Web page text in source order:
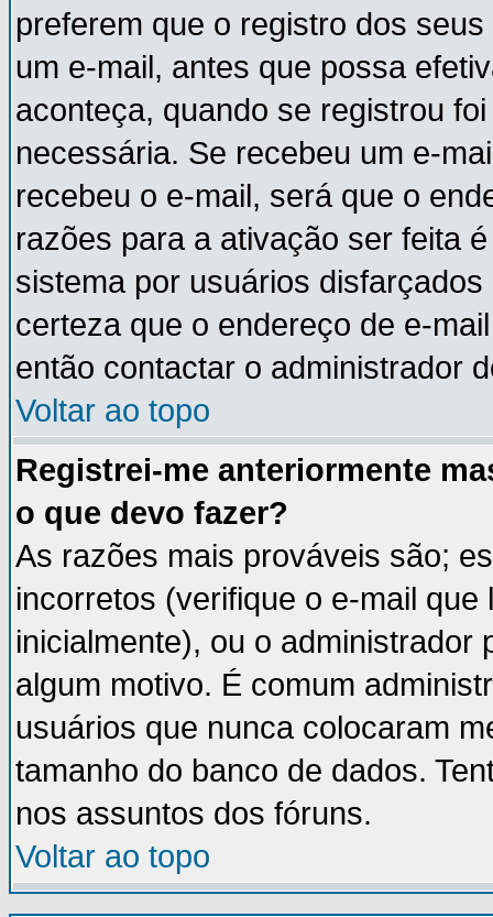
preferem que o registro dos
um e-mail, antes que possa
aconteça, quando se registrou
necessária. Se recebeu um e-
recebeu o e-mail, será que o
razões para a ativação ser feita
sistema por usuários
certeza que o endereço de e-
então contactar o administrador
Voltar ao topo
Registrei-me anteriormente
o que devo fazer?
As razões mais prováveis são;
incorretos (verifique o e-mail
inicialmente), ou o
algum motivo. É comum
usuários que nunca colocaram
tamanho do banco de dados.
nos assuntos dos fóruns.
Voltar ao topo